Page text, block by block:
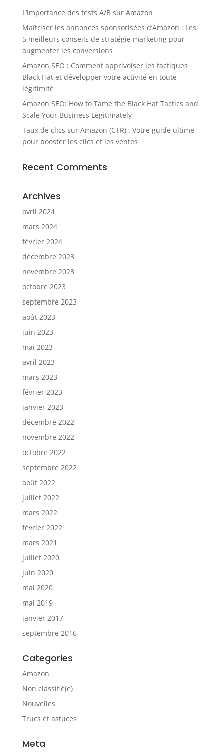
L’importance des tests A/B sur Amazon
Maîtriser les annonces sponsorisées d’Amazon : Les
5 meilleurs conseils de stratégie marketing pour
augmenter les conversions
Amazon SEO : Comment apprivoiser les tactiques
Black Hat et développer votre activité en toute
légitimité
Amazon SEO: How to Tame the Black Hat Tactics and
Scale Your Business Legitimately
Taux de clics sur Amazon (CTR) : Votre guide ultime
pour booster les clics et les ventes
Recent Comments
Archives
avril 2024
mars 2024
février 2024
décembre 2023
novembre 2023
octobre 2023
septembre 2023
août 2023
juin 2023
mai 2023
avril 2023
mars 2023
février 2023
janvier 2023
décembre 2022
novembre 2022
octobre 2022
septembre 2022
août 2022
juillet 2022
mars 2022
février 2022
mars 2021
juillet 2020
juin 2020
mai 2020
mai 2019
janvier 2017
septembre 2016
Categories
Amazon
Non classifié(e)
Nouvelles
Trucs et astuces
Meta